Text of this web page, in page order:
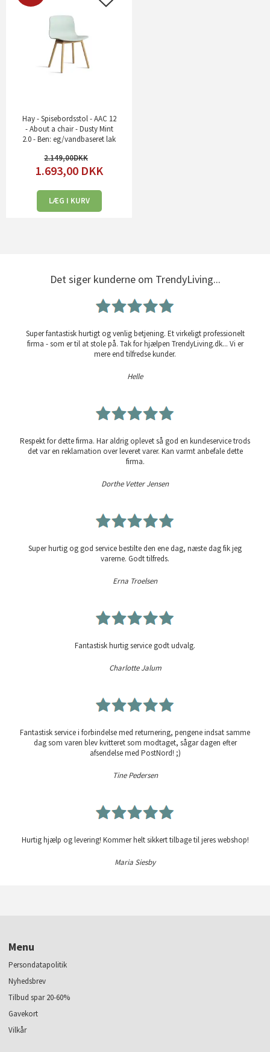
Hay - Spisebordsstol - AAC 12
- About a chair - Dusty Mint
2.0 - Ben: eg/vandbaseret lak
2.149,00
1.693,00 DKK
LÆG I KURV
Det siger kunderne om TrendyLiving...
Super fantastisk hurtigt og venlig betjening. Et virkeligt professionelt
firma - som er til at stole på. Tak for hjælpen TrendyLiving.dk... Vi er
mere end tilfredse kunder.
Helle
Respekt for dette firma. Har aldrig oplevet så god en kundeservice trods
det var en reklamation over leveret varer. Kan varmt anbefale dette
firma.
Dorthe Vetter Jensen
Super hurtig og god service bestilte den ene dag, næste dag fik jeg
varerne. Godt tilfreds.
Erna Troelsen
Fantastisk hurtig service godt udvalg.
Charlotte Jalum
Fantastisk service i forbindelse med returnering, pengene indsat samme
dag som varen blev kvitteret som modtaget, sågar dagen efter
afsendelse med PostNord! ;)
Tine Pedersen
Hurtig hjælp og levering! Kommer helt sikkert tilbage til jeres webshop!
Maria Siesby
Menu
Persondatapolitik
Nyhedsbrev
Tilbud spar 20-60%
Gavekort
Vilkår